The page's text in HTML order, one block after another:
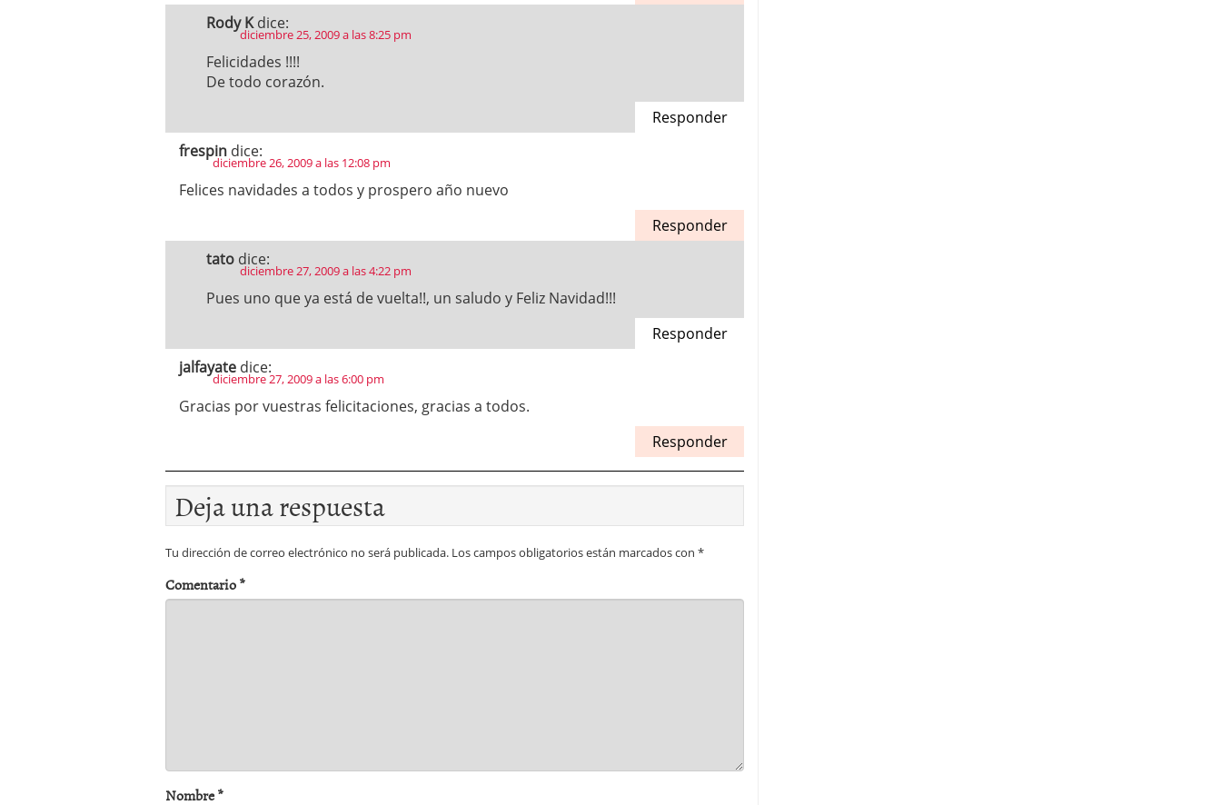
Rody K dice:
diciembre 25, 2009 a las 8:25 pm
Felicidades !!!!
De todo corazón.
Responder
frespin dice:
diciembre 26, 2009 a las 12:08 pm
Felices navidades a todos y prospero año nuevo
Responder
tato dice:
diciembre 27, 2009 a las 4:22 pm
Pues uno que ya está de vuelta!!, un saludo y Feliz Navidad!!!
Responder
jalfayate dice:
diciembre 27, 2009 a las 6:00 pm
Gracias por vuestras felicitaciones, gracias a todos.
Responder
Deja una respuesta
Tu dirección de correo electrónico no será publicada. Los campos obligatorios están marcados con *
Comentario*
Nombre*